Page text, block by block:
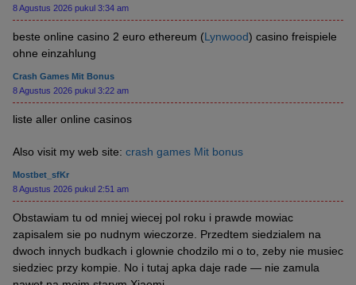
8 Agustus 2026 pukul 3:34 am
beste online casino 2 euro ethereum (Lynwood) casino freispiele
ohne einzahlung
Crash Games Mit Bonus
8 Agustus 2026 pukul 3:22 am
liste aller online casinos
Also visit my web site: crash games Mit bonus
Mostbet_sfKr
8 Agustus 2026 pukul 2:51 am
Obstawiam tu od mniej wiecej pol roku i prawde mowiac
zapisalem sie po nudnym wieczorze. Przedtem siedzialem na
dwoch innych budkach i glownie chodzilo mi o to, zeby nie musiec
siedziec przy kompie. No i tutaj apka daje rade — nie zamula